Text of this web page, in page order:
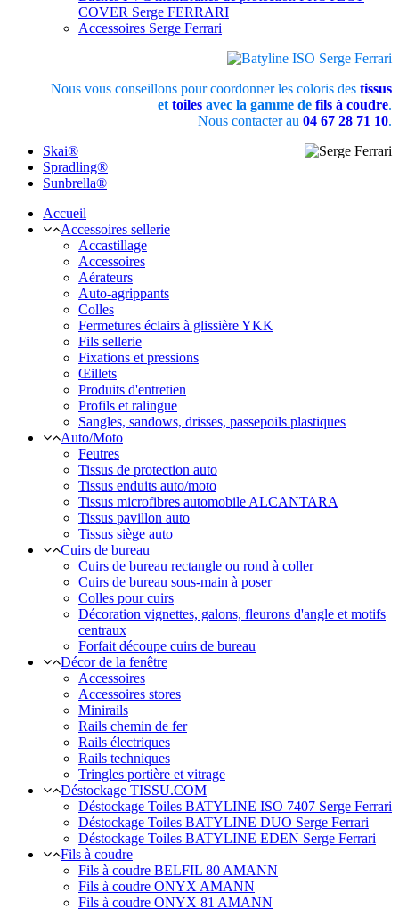
COVER Serge FERRARI
Accessoires Serge Ferrari
Nous vous conseillons pour coordonner les coloris des tissus
et toiles avec la gamme de fils à coudre.
Nous contacter au 04 67 28 71 10.
Skai®
Spradling®
Sunbrella®
Accueil
Accessoires sellerie
Accastillage
Accessoires
Aérateurs
Auto-agrippants
Colles
Fermetures éclairs à glissière YKK
Fils sellerie
Fixations et pressions
Œillets
Produits d'entretien
Profils et ralingue
Sangles, sandows, drisses, passepoils plastiques
Auto/Moto
Feutres
Tissus de protection auto
Tissus enduits auto/moto
Tissus microfibres automobile ALCANTARA
Tissus pavillon auto
Tissus siège auto
Cuirs de bureau
Cuirs de bureau rectangle ou rond à coller
Cuirs de bureau sous-main à poser
Colles pour cuirs
Décoration vignettes, galons, fleurons d'angle et motifs
centraux
Forfait découpe cuirs de bureau
Décor de la fenêtre
Accessoires
Accessoires stores
Minirails
Rails chemin de fer
Rails électriques
Rails techniques
Tringles portière et vitrage
Déstockage TISSU.COM
Déstockage Toiles BATYLINE ISO 7407 Serge Ferrari
Déstockage Toiles BATYLINE DUO Serge Ferrari
Déstockage Toiles BATYLINE EDEN Serge Ferrari
Fils à coudre
Fils à coudre BELFIL 80 AMANN
Fils à coudre ONYX AMANN
Fils à coudre ONYX 81 AMANN